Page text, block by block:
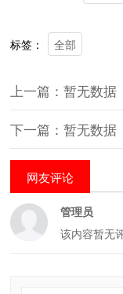
标签： 全部
上一篇：暂无数据
下一篇：暂无数据
网友评论
管理员
该内容暂无